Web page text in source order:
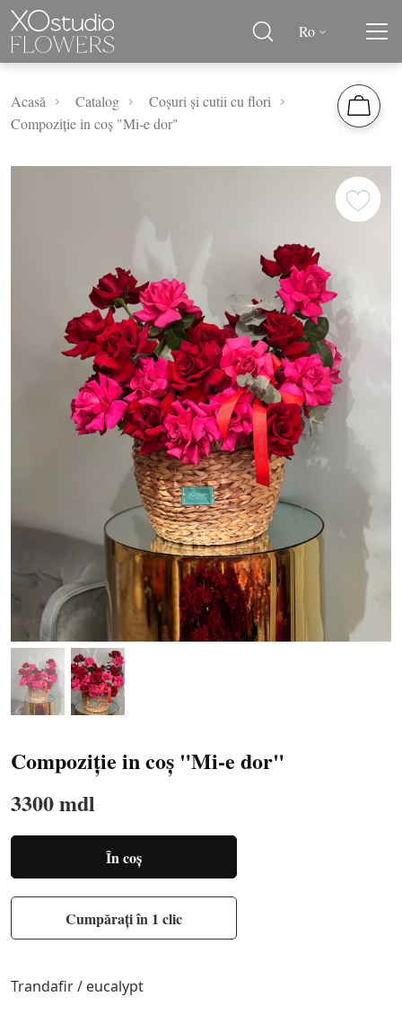
Ro
Acasă Catalog
Coșuri și cutii cu flori
Compoziție in coș "Mi-e dor"
Compoziție in coș "Mi-e dor"
3300 mdl
În coș
Cumpărați în 1 clic
Trandafir / eucalypt